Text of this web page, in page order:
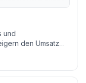
und
den Umsatz,
Lebensmittel- und
lokalen Kunden